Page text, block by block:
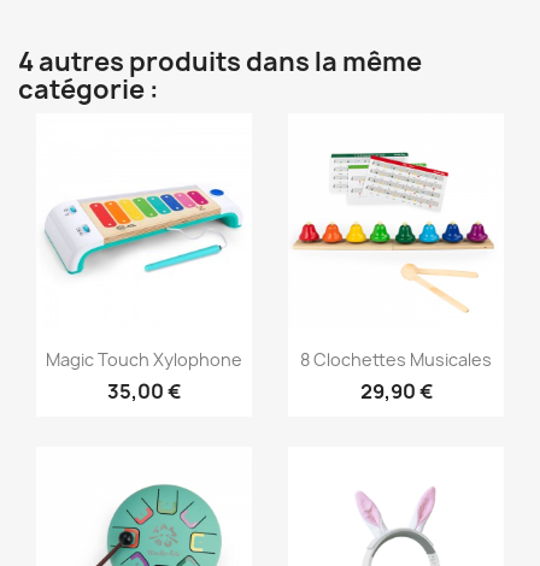
4 autres produits dans la même
catégorie :
Aperçu rapide
Magic Touch Xylophone
35,00 €
Aperçu rapide
8 Clochettes Musicales
29,90 €